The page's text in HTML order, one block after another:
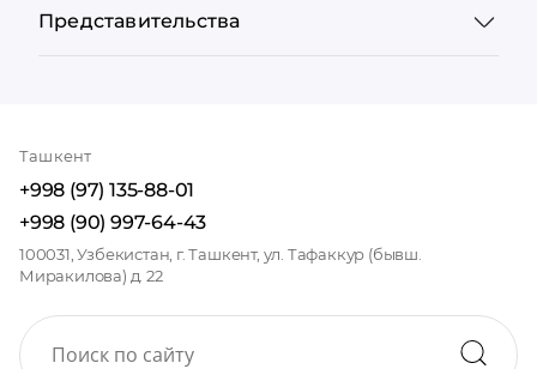
Представительства
Ташкент
+998 (97) 135-88-01
+998 (90) 997-64-43
100031, Узбекистан, г. Ташкент, ул. Тафаккур (бывш.
Миракилова) д. 22